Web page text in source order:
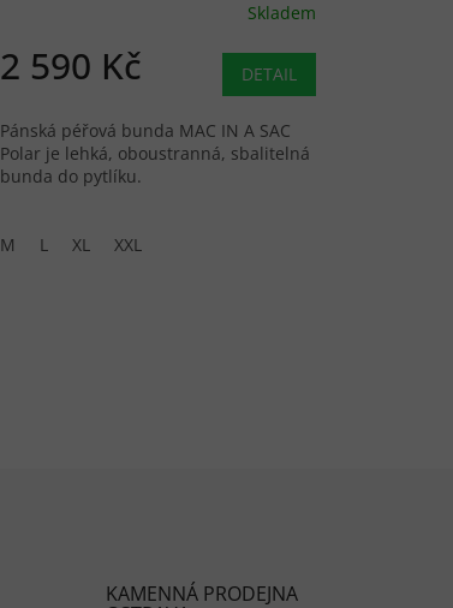
Skladem
2 590 Kč DETAIL
Pánská péřová bunda MAC IN A SAC
Polar je lehká, oboustranná, sbalitelná
bunda do pytlíku.
M L XL XXL
KAMENNÁ PRODEJNA